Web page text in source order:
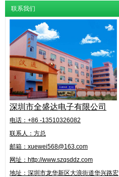
联系我们
深圳市全盛达电子有限公司
电话：+86 -13510326082
联系人：方总
邮箱：xuewei568@163.com
网址：http://www.szqsddz.com
地址： 深圳市龙华新区大浪街道华兴路宏